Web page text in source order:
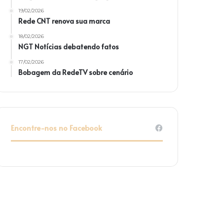
19/02/2026
Rede CNT renova sua marca
18/02/2026
NGT Notícias debatendo fatos
17/02/2026
Bobagem da RedeTV sobre cenário
Encontre-nos no Facebook